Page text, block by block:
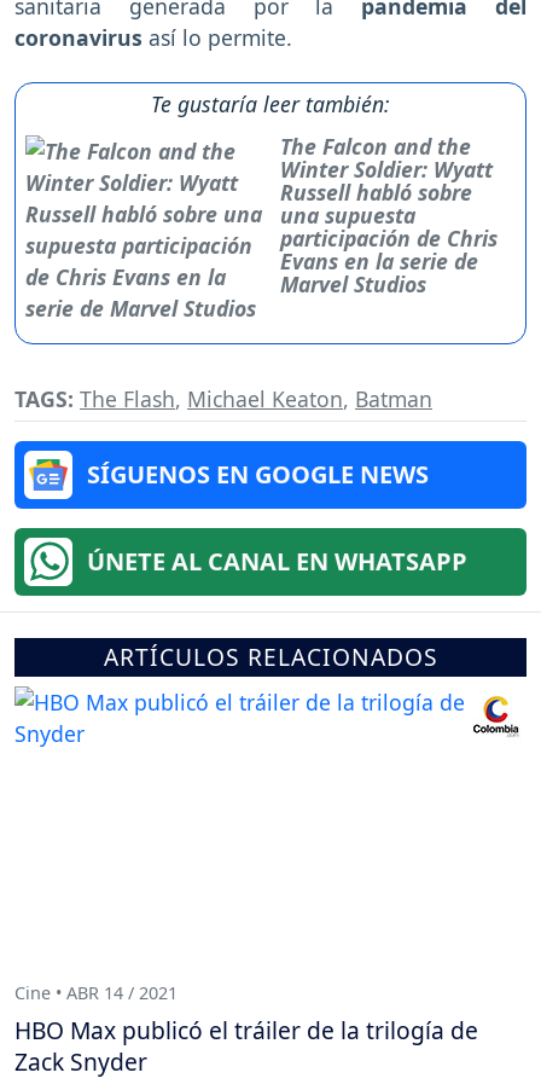
sanitaria generada por la pandemia del
coronavirus así lo permite.
Te gustaría leer también:
The Falcon and the
Winter Soldier: Wyatt
Russell habló sobre
una supuesta
participación de Chris
Evans en la serie de
Marvel Studios
TAGS: The Flash, Michael Keaton, Batman
SÍGUENOS EN GOOGLE NEWS
ÚNETE AL CANAL EN WHATSAPP
ARTÍCULOS RELACIONADOS
Cine • ABR 14 / 2021
HBO Max publicó el tráiler de la trilogía de
Zack Snyder